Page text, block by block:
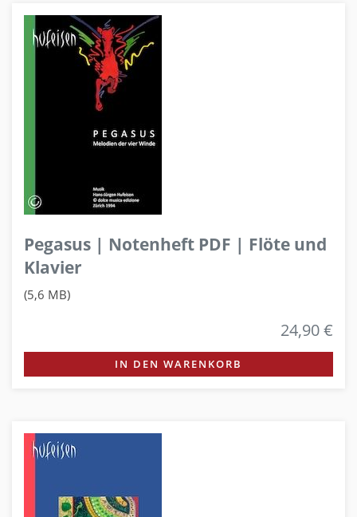
Pegasus | Notenheft PDF | Flöte und
Klavier
(5,6 MB)
24,90 €
IN DEN WARENKORB